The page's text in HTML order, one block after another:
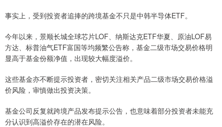
事实上，受到投资者追捧的跨境基金不只是中韩半导体ETF。
今年以来，景顺长城全球芯片LOF、纳斯达克ETF华夏、原油LOF易
方达、标普油气ETF富国等均频繁公告称，基金二级市场交易价格明
显高于基金份额净值，出现较大幅度溢价。
这些基金亦不断提示投资者，密切关注相关产品二级市场交易价格溢
价风险，审慎做出投资决策。
基金公司反复就跨境产品发布提示公告，也意味着部分投资者未能充
分认识到高溢价存在的潜在风险。